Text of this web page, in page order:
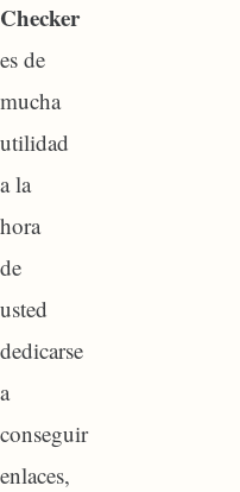
Checker
es de
mucha
utilidad
a la
hora
de
usted
dedicarse
a
conseguir
enlaces,